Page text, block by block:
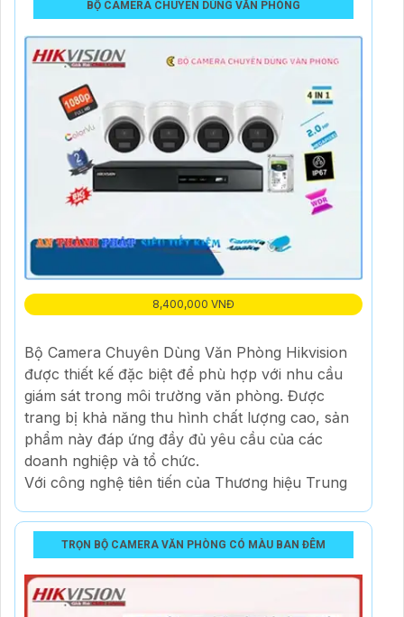
BỘ CAMERA CHUYÊN DÙNG VĂN PHÒNG
8,400,000 VNĐ
Bộ Camera Chuyên Dùng Văn Phòng Hikvision
được thiết kế đặc biệt để phù hợp với nhu cầu
giám sát trong môi trường văn phòng. Được
trang bị khả năng thu hình chất lượng cao, sản
phẩm này đáp ứng đầy đủ yêu cầu của các
doanh nghiệp và tổ chức.
Với công nghệ tiên tiến của Thương hiệu Trung
TRỌN BỘ CAMERA VĂN PHÒNG CÓ MÀU BAN ĐÊM